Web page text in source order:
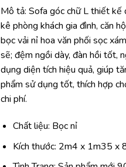
Mô tả: Sofa góc chữ L thiết kế
kê phòng khách gia đình, căn
bọc vải nỉ hoa văn phối sọc
sẽ; đệm ngồi dày, đàn hồi tốt,
dụng diện tích hiệu quả, giúp
phẩm sử dụng tốt, thích hợp
chi phí.
Chất liệu: Bọc nỉ
Kích thước: 2m4 x 1m35 x